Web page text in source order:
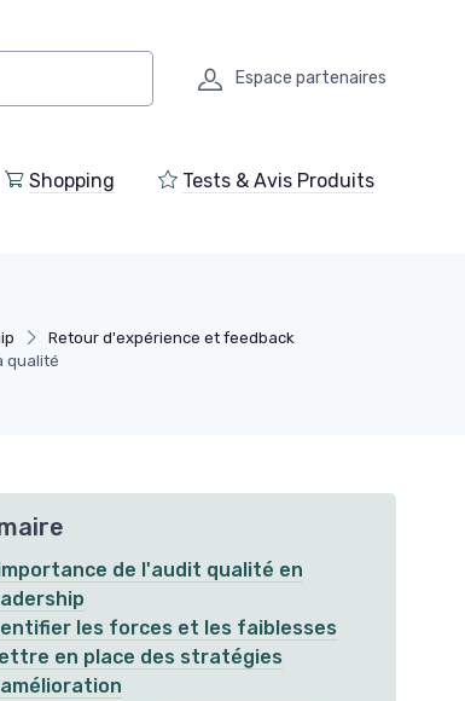
Espace partenaires
Shopping Tests & Avis Produits
Retour d'expérience et feedback
qualité
de l'audit qualité en
les forces et les faiblesses
en place des stratégies